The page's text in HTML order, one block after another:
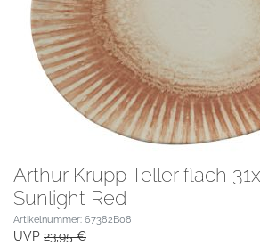
Arthur Krupp Teller flach
Sunlight Red
Artikelnummer: 67382B08
UVP 23,95 €